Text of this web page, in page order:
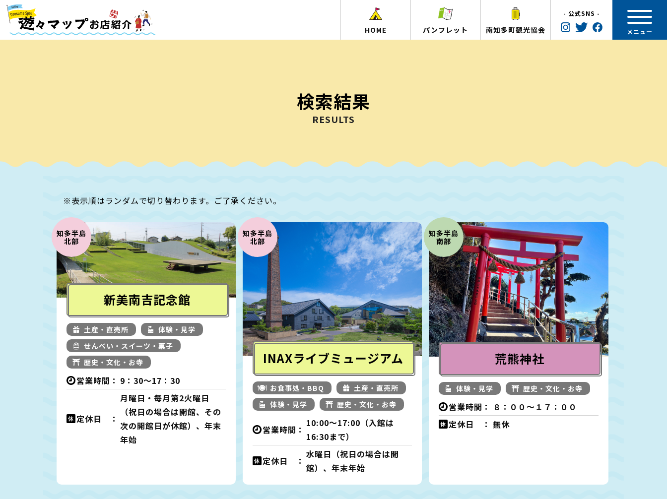
HOME パンフレット 南知多町観光協会
- 公式SNS -
検索結果
RESULTS
※表示順はランダムで切り替わります。ご了承ください。
知多半島
南部
荒熊神社
体験・見学 歴史・文化・お寺
営業時間：
８：００～１７：００
定休日 ： 無休
知多半島
北部
新美南吉記念館
土産・直売所
体験・見学
せんべい・スイーツ・菓子
歴史・文化・お寺
営業時間： 9：30～17：30
定休日 ：
月曜日・毎月第2火曜日
（祝日の場合は開館、その
次の開館日が休館）、年末
年始
知多半島
北部
INAXライブミュージアム
お食事処・BBQ
土産・直売所
体験・見学
歴史・文化・お寺
営業時間：
10:00～17:00（入館は
16:30まで）
定休日 ：
水曜日（祝日の場合は開
館）、年末年始